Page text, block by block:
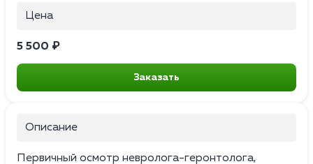
Цена
5 500 ₽
Заказать
Описание
Первичный осмотр невролога-геронтолога,